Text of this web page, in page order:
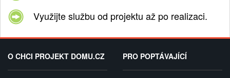
Využijte službu od projektu až po realizaci.
O CHCI PROJEKT DOMU.CZ PRO POPTÁVAJÍCÍ